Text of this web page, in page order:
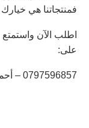
فمنتجاتنا هي خيارك
اطلب الآن
على:
0797596857 – أحمد المواجده